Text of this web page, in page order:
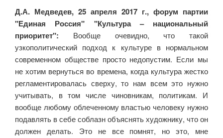
Д.А. Медведев, 25 апреля 2017 г., форум партии
"Единая Россия" "Культура – национальный
приоритет": Вообще очевидно, что такой
узкополитический подход к культуре в нормальном
современном обществе просто недопустим. Если мы
не хотим вернуться во времена, когда культура жестко
регламентировалась сверху, то нам всем это нужно
учитывать, в том числе чиновникам, политикам. И
вообще любому облеченному властью человеку нужно
подавлять в себе соблазн объяснять художнику, что он
должен делать. Это не все помнят, но это, мне